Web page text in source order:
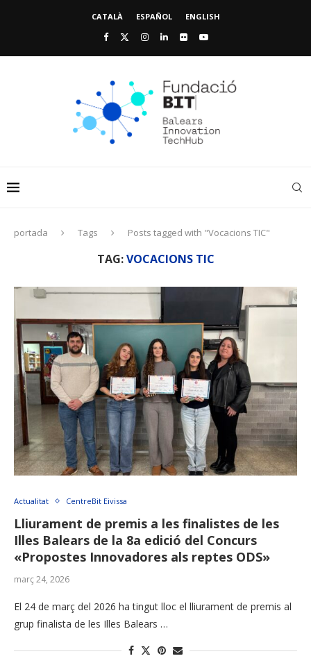
CATALÀ ESPAÑOL ENGLISH
portada Tags Posts tagged with "Vocacions TIC"
TAG:VOCACIONS TIC
Actualitat CentreBit Eivissa
Lliurament de premis a les finalistes de les
Illes Balears de la 8a edició del Concurs
«Propostes Innovadores als reptes ODS»
març 24, 2026
El 24 de març del 2026 ha tingut lloc el lliurament de premis al
grup finalista de les Illes Balears …